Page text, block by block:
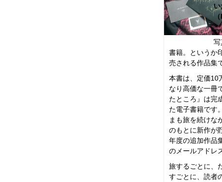
い
ロ
写
書籍。というか
売される作品集
本書は、定価10
なり高価な一冊
たところ』は完
た電子書籍です
まも旅を続けな
のもとに新作が
年度の追加作品
のメールアドレ
旅するごとに、
すごとに、読者